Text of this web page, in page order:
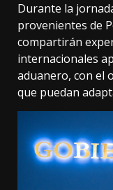
Durante la
provenientes de
compartirán
internacionales
aduanero, con el
que puedan